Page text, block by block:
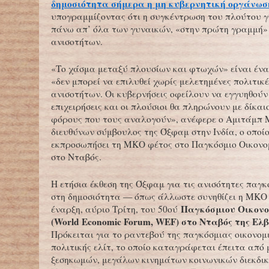
δημοσιότητα σήμερα η μη κυβερνητική
υπογραμμίζοντας ότι η συγκέντρωση του πλούτου
πάνω απ’ όλα των γυναικών, «στην πρώτη
ανισοτήτων.
«Το χάσμα μεταξύ πλουσίων και φτωχών» είναι
«δεν μπορεί να επιλυθεί χωρίς μελετημένες
ανισοτήτων. Οι κυβερνήσεις οφείλουν να εγγυηθούν
επιχειρήσεις και οι πλούσιοι θα πληρώνουν με
φόρους που τους αναλογούν», ανέφερε ο Αμιτάμπ
διευθύνων σύμβουλος της Όξφαμ στην Ινδία, ο
εκπροσωπήσει τη ΜΚΟ φέτος στο Παγκόσμιο
στο Νταβός.
Η ετήσια έκθεση της Όξφαμ για τις ανισότητες
στη δημοσιότητα — όπως άλλωστε συνηθίζει η
έναρξη, αύριο Τρίτη, του 50ούΠαγκόσμιου
(World Economic Forum, WEF) στο Νταβός της
Πρόκειται για το ραντεβού της παγκόσμιας
πολιτικής ελίτ, το οποίο καταγράφεται έπειτα από
ξεσηκωμών, μεγάλων κινημάτων κοινωνικών